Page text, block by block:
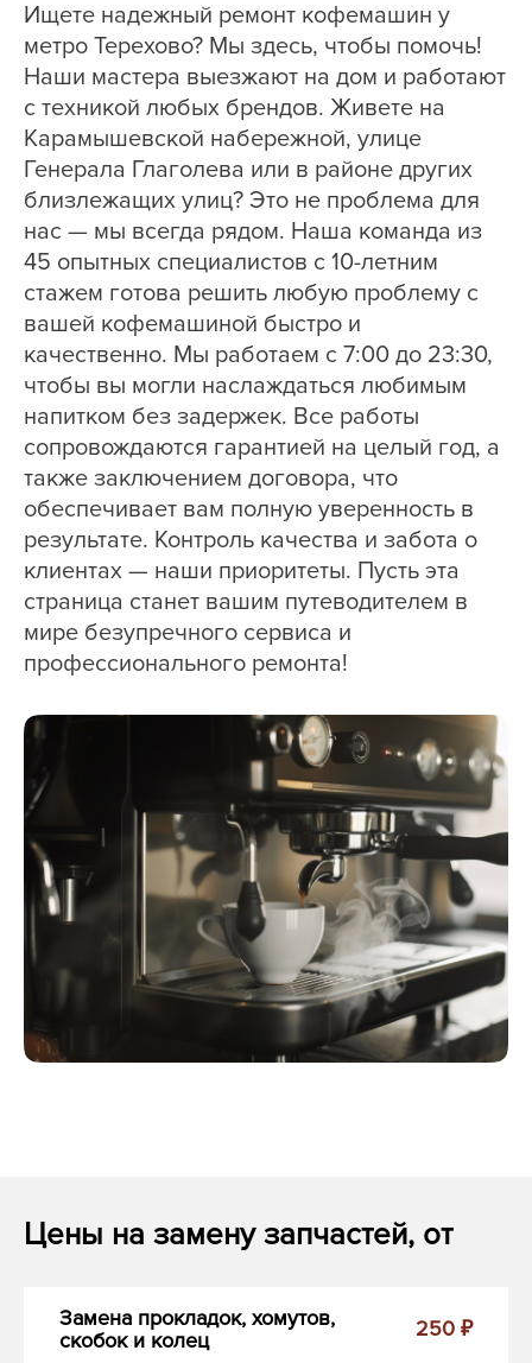
Ищете надежный ремонт кофемашин у
метро Терехово? Мы здесь, чтобы помочь!
Наши мастера выезжают на дом и работают
с техникой любых брендов. Живете на
Карамышевской набережной, улице
Генерала Глаголева или в районе других
близлежащих улиц? Это не проблема для
нас — мы всегда рядом. Наша команда из
45 опытных специалистов с 10-летним
стажем готова решить любую проблему с
вашей кофемашиной быстро и
качественно. Мы работаем с 7:00 до 23:30,
чтобы вы могли наслаждаться любимым
напитком без задержек. Все работы
сопровождаются гарантией на целый год, а
также заключением договора, что
обеспечивает вам полную уверенность в
результате. Контроль качества и забота о
клиентах — наши приоритеты. Пусть эта
страница станет вашим путеводителем в
мире безупречного сервиса и
профессионального ремонта!
Цены на замену запчастей, от
Замена прокладок, хомутов,
скобок и колец
250 ₽